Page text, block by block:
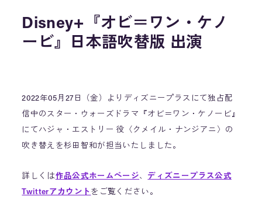
Disney+『オビ＝ワン・ケノ
ービ』日本語吹替版 出演
2022年05月27日（金）よりディズニープラスにて独占配
信中のスター・ウォーズドラマ『オビ＝ワン・ケノービ』
にてハジャ・エストリー 役〈クメイル・ナンジアニ〉の
吹き替えを杉田智和が担当いたしました。
詳しくは作品公式ホームページ、 ディズニープラス公式
Twitterアカウント をご覧ください。